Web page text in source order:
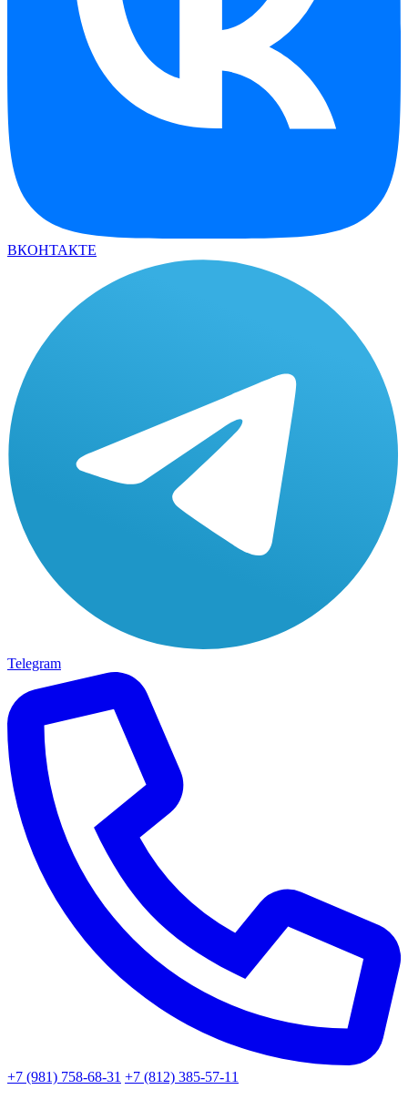
ВКОНТАКТЕ
Telegram
+7 (981) 758-68-31 +7 (812) 385-57-11